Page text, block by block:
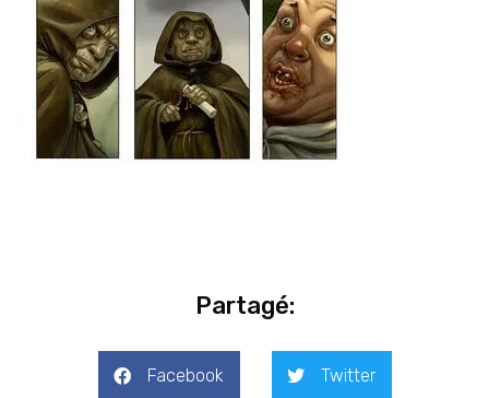
Partagé:
Facebook Twitter